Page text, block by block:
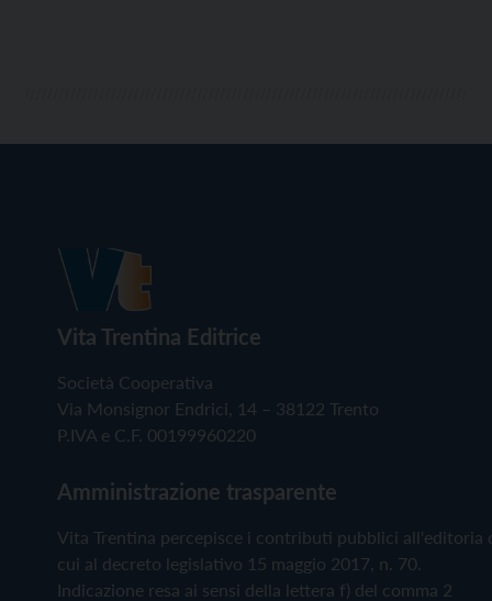
Vita Trentina Editrice
Società Cooperativa
Via Monsignor Endrici, 14 – 38122 Trento
P.IVA e C.F. 00199960220
Amministrazione trasparente
Vita Trentina percepisce i contributi pubblici all'editoria
cui al decreto legislativo 15 maggio 2017, n. 70.
Indicazione resa ai sensi della lettera f) del comma 2